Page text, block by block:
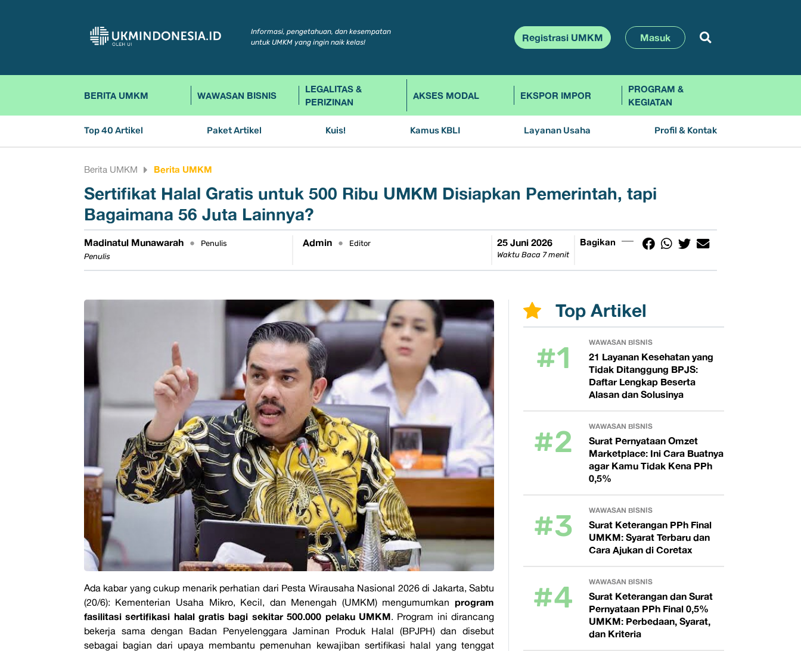
Informasi, pengetahuan, dan kesempatan
untuk UMKM yang ingin naik kelas!
Registrasi UMKM Masuk
BERITA UMKM WAWASAN BISNIS
LEGALITAS &
PERIZINAN
AKSES MODAL EKSPOR IMPOR
PROGRAM &
KEGIATAN
Top 40 Artikel Paket Artikel Kuis! Kamus KBLI Layanan Usaha Profil & Kontak
Berita UMKM Berita UMKM
Sertifikat Halal Gratis untuk 500 Ribu UMKM Disiapkan Pemerintah, tapi
Bagaimana 56 Juta Lainnya?
Madinatul Munawarah • Penulis
Penulis
Admin • Editor
25 Juni 2026
Waktu Baca 7 menit
Bagikan
Ada kabar yang cukup menarik perhatian dari Pesta Wirausaha Nasional 2026 di Jakarta, Sabtu
(20/6): Kementerian Usaha Mikro, Kecil, dan Menengah (UMKM) mengumumkanprogram
fasilitasi sertifikasi halal gratis bagi sekitar 500.000 pelaku UMKM . Program ini dirancang
bekerja sama dengan Badan Penyelenggara Jaminan Produk Halal (BPJPH) dan disebut
sebagai bagian dari upaya membantu pemenuhan kewajiban sertifikasi halal yang tenggat
Top Artikel
#1 WAWASAN BISNIS
21 Layanan Kesehatan yang
Tidak Ditanggung BPJS:
Daftar Lengkap Beserta
Alasan dan Solusinya
#2 WAWASAN BISNIS
Surat Pernyataan Omzet
Marketplace: Ini Cara Buatnya
agar Kamu Tidak Kena PPh
0,5%
#3 WAWASAN BISNIS
Surat Keterangan PPh Final
UMKM: Syarat Terbaru dan
Cara Ajukan di Coretax
#4 WAWASAN BISNIS
Surat Keterangan dan Surat
Pernyataan PPh Final 0,5%
UMKM: Perbedaan, Syarat,
dan Kriteria